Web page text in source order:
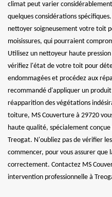
climat peut varier
quelques considérations
nettoyer soigneusement votre toit
moisissures, qui pourraient
Utilisez un nettoyeur haute
vérifiez l'état de votre toit pour
endommagées et procédez aux
recommandé d'appliquer un
réapparition des végétations
toiture, MS Couverture à 29720
haute qualité, spécialement
Treogat. N'oubliez pas de vérifier
commencer, pour vous assurer
correctement. Contactez MS
intervention professionnelle à